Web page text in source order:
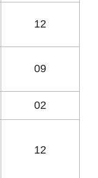
12
09
02
12